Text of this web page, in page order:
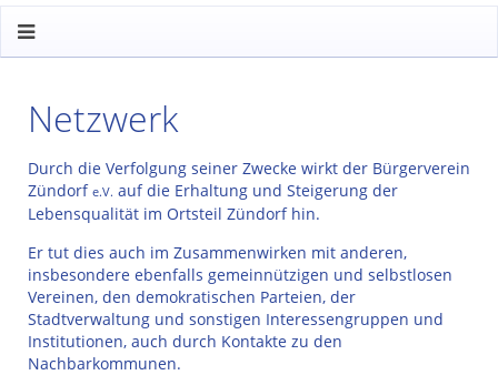
Netzwerk
Durch die Verfolgung seiner Zwecke wirkt der Bürgerverein
Zündorf e.V. auf die Erhaltung und Steigerung der
Lebensqualität im Ortsteil Zündorf hin.
Er tut dies auch im Zusammenwirken mit anderen,
insbesondere ebenfalls gemeinnützigen und selbstlosen
Vereinen, den demokratischen Parteien, der
Stadtverwaltung und sonstigen Interessengruppen und
Institutionen, auch durch Kontakte zu den
Nachbarkommunen.